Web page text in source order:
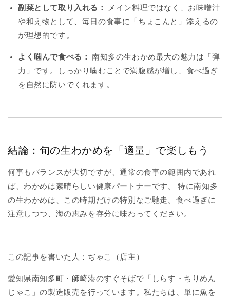
副菜として取り入れる：
メイン料理ではなく、お味噌汁
や和え物として、毎日の食事に「ちょこんと」添えるの
が理想的です。
よく噛んで食べる：
南知多の生わかめ最大の魅力は「弾
力」です。しっかり噛むことで満腹感が増し、食べ過ぎ
を自然に防いでくれます。
結論：旬の生わかめを「適量」で楽しもう
何事もバランスが大切ですが、通常の食事の範囲内であれ
ば、わかめは素晴らしい健康パートナーです。 特に南知多
の生わかめは、この時期だけの特別なご馳走。食べ過ぎに
注意しつつ、海の恵みを存分に味わってください。
この記事を書いた人：ぢゃこ（店主）
愛知県南知多町・師崎港のすぐそばで「しらす・ちりめん
じゃこ」の製造販売を行っています。私たちは、単に魚を